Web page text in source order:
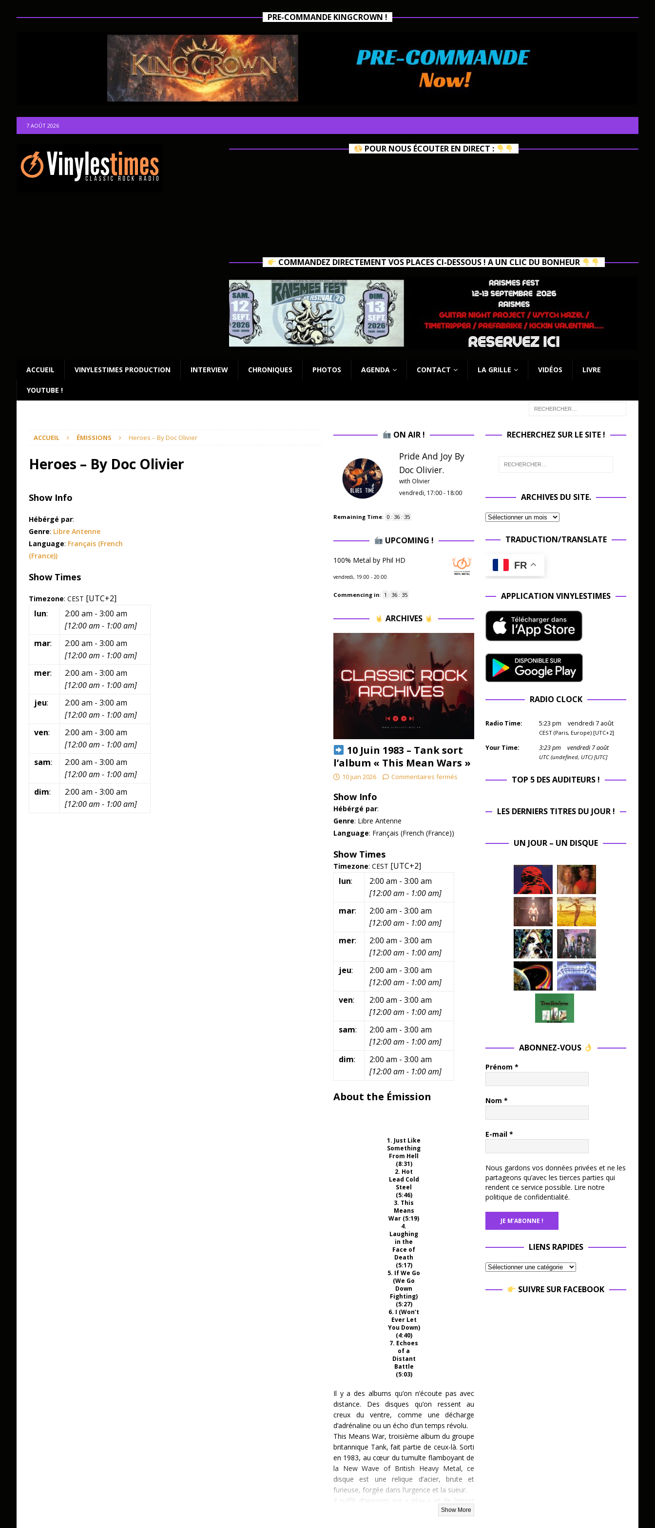
PRE-COMMANDE KINGCROWN !
7 AOÛT 2026
POUR NOUS ÉCOUTER EN DIRECT :
COMMANDEZ DIRECTEMENT VOS PLACES CI-DESSOUS ! A UN CLIC DU BONHEUR
ACCUEIL VINYLESTIMES PRODUCTION INTERVIEW CHRONIQUES PHOTOS AGENDA CONTACT LA GRILLE VIDÉOS LIVRE
YOUTUBE !
ACCUEIL ÉMISSIONS Heroes – By Doc Olivier
Heroes – By Doc Olivier
Show Info
Hébérgé par:
Genre: Libre Antenne
Language: Français (French
(France))
Show Times
Timezone: CEST [UTC+2]
lun: 2:00 am - 3:00 am
[12:00 am - 1:00 am]
mar: 2:00 am - 3:00 am
[12:00 am - 1:00 am]
mer: 2:00 am - 3:00 am
[12:00 am - 1:00 am]
jeu: 2:00 am - 3:00 am
[12:00 am - 1:00 am]
ven: 2:00 am - 3:00 am
[12:00 am - 1:00 am]
sam: 2:00 am - 3:00 am
[12:00 am - 1:00 am]
dim: 2:00 am - 3:00 am
[12:00 am - 1:00 am]
ON AIR !
Pride And Joy By
Doc Olivier.
with Olivier
vendredi, 17:00 - 18:00
Remaining Time: 0 : 36 : 34
UPCOMING !
100% Metal by Phil HD
vendredi, 19:00 - 20:00
Commencing in: 1 : 36 : 34
ARCHIVES
10 Juin 1983 – Tank sort
l’album « This Mean Wars »
10 juin 2026 Commentaires fermés
Show Info
Hébérgé par:
Genre: Libre Antenne
Language: Français (French (France))
Show Times
Timezone: CEST [UTC+2]
lun: 2:00 am - 3:00 am
[12:00 am - 1:00 am]
mar: 2:00 am - 3:00 am
[12:00 am - 1:00 am]
mer: 2:00 am - 3:00 am
[12:00 am - 1:00 am]
jeu: 2:00 am - 3:00 am
[12:00 am - 1:00 am]
ven: 2:00 am - 3:00 am
[12:00 am - 1:00 am]
sam: 2:00 am - 3:00 am
[12:00 am - 1:00 am]
dim: 2:00 am - 3:00 am
[12:00 am - 1:00 am]
About the Émission
1. Just Like
Something
From Hell
(8:31)
2. Hot
Lead Cold
Steel
(5:46)
3. This
Means
War (5:19)
4.
Laughing
in the
Face of
Death
(5:17)
5. If We Go
(We Go
Down
Fighting)
(5:27)
6. I (Won’t
Ever Let
You Down)
(4:40)
7. Echoes
of a
Distant
Battle
(5:03)
Il y a des albums qu’on n’écoute pas avec
distance. Des disques qu’on ressent au
creux du ventre, comme une décharge
d’adrénaline ou un écho d’un temps révolu.
This Means War, troisième album du groupe
britannique Tank, fait partie de ceux-là. Sorti
en 1983, au cœur du tumulte flamboyant de
la New Wave of British Heavy Metal, ce
disque est une relique d’acier, brute et
furieuse, forgée dans l’urgence et la sueur.
Il suffit d’appuyer sur « play » et de laisser
« Just Like Something From Hell » rugir. Pas
RECHERCHEZ SUR LE SITE !
ARCHIVES DU SITE.
TRADUCTION/TRANSLATE
FR
APPLICATION VINYLESTIMES
RADIO CLOCK
Radio Time: 5:23 pm vendredi 7 août
CEST (Paris, Europe) [UTC+2]
Your Time: 3:23pm vendredi 7 août
UTC (undefined, UTC) [UTC]
TOP 5 DES AUDITEURS !
LES DERNIERS TITRES DU JOUR !
UN JOUR – UN DISQUE
ABONNEZ-VOUS
Prénom *
Nom *
E-mail *
Nous gardons vos données privées et ne les
partageons qu’avec les tierces parties qui
rendent ce service possible. Lire notre
politique de confidentialité.
LIENS RAPIDES
SUIVRE SUR FACEBOOK